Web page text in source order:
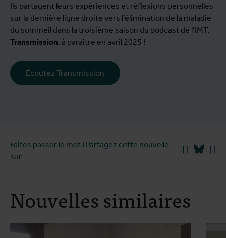
Ils partagent leurs expériences et réflexions personnelles
sur la dernière ligne droite vers l’élimination de la maladie
du sommeil dans la troisième saison du podcast de l’IMT,
Transmission, à paraître en avril 2025 !
Écoutez Transmission
Faites passer le mot ! Partagez cette nouvelle
sur
Facebook
Nouvelles similaires